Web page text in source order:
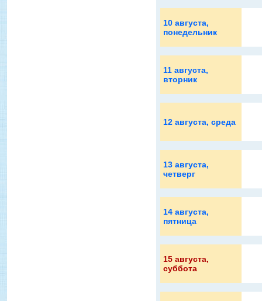
10 августа,
понедельник
11 августа,
вторник
12 августа, среда
13 августа,
четверг
14 августа,
пятница
15 августа,
суббота